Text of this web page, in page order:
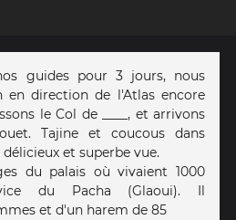
guides pour 3 jours, nous
en direction de l'Atlas encore
le Col de ____, et arrivons
Tajine et coucous dans
et superbe vue.
du palais où vivaient 1000
du Pacha (Glaoui). Il
et d'un harem de 85